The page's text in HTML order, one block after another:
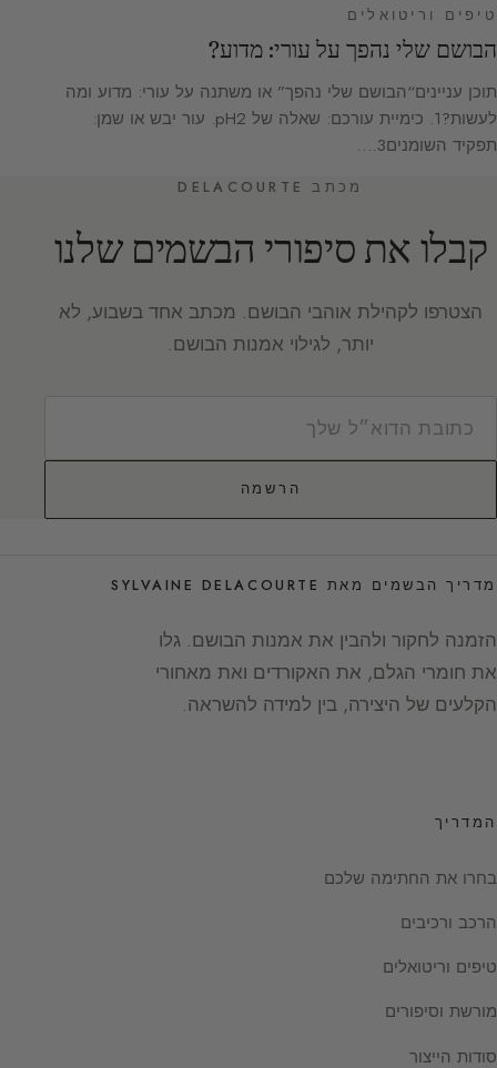
טיפים וריטואלים
הבושם שלי נהפך על עורי: מדוע?
תוכן עניינים“הבושם שלי נהפך” או משתנה על עורי: מדוע ומה
לעשות?1. כימיית עורכם: שאלה של pH2. עור יבש או שמן:
תפקיד השומנים3.…
מכתב DELACOURTE
קבלו את סיפורי הבשמים שלנו
הצטרפו לקהילת אוהבי הבושם. מכתב אחד בשבוע, לא
יותר, לגילוי אמנות הבושם.
הרשמה
מדריך הבשמים מאת SYLVAINE DELACOURTE
הזמנה לחקור ולהבין את אמנות הבושם. גלו
את חומרי הגלם, את האקורדים ואת מאחורי
הקלעים של היצירה, בין למידה להשראה.
המדריך
בחרו את החתימה שלכם
הרכב ורכיבים
טיפים וריטואלים
מורשת וסיפורים
סודות הייצור